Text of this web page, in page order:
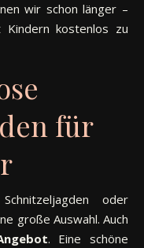
wir schon länger –
kostenlos zu
für
oder
große Auswahl. Auch
. Eine schöne